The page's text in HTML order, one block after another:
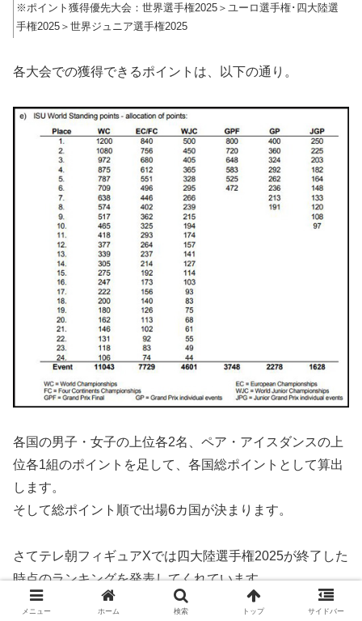
※ポイント獲得優先大会：世界選手権2025＞ユーロ選手権･四大陸選
手権2025＞世界ジュニア選手権2025
各大会での獲得できるポイントは、以下の通り。
各国の男子・女子の上位各2名、ペア・アイスダンスの上
位各1組のポイントを足して、各国総ポイントとして算出
します。
そして総ポイント順で出場6カ国が決まります。
さてテレ朝フィギュアXでは四大陸選手権2025が終了した
時点のランキングを発表してくれています。
四大陸選手権2025が終了した時点で、上位6カ国は以下の
メニュー ホーム 検索 トップ サイドバー